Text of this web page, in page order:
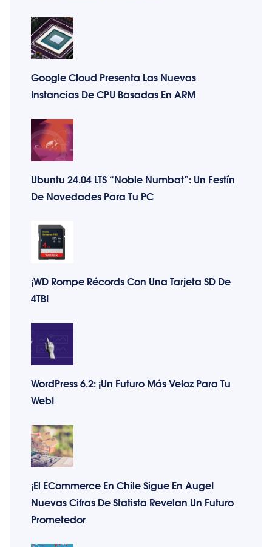
Google Cloud Presenta Las Nuevas
Instancias De CPU Basadas En ARM
Ubuntu 24.04 LTS “Noble Numbat”: Un Festín
De Novedades Para Tu PC
¡WD Rompe Récords Con Una Tarjeta SD De
4TB!
WordPress 6.2: ¡Un Futuro Más Veloz Para Tu
Web!
¡El ECommerce En Chile Sigue En Auge!
Nuevas Cifras De Statista Revelan Un Futuro
Prometedor